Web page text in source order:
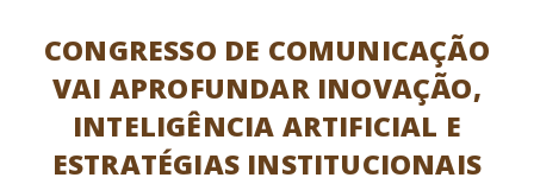
CONGRESSO DE COMUNICAÇÃO
VAI APROFUNDAR INOVAÇÃO,
INTELIGÊNCIA ARTIFICIAL E
ESTRATÉGIAS INSTITUCIONAIS